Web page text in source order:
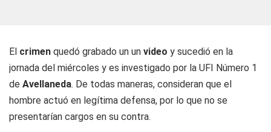
El crimen quedó grabado un un video y sucedió en la
jornada del miércoles y es investigado por la UFI Número 1
de Avellaneda. De todas maneras, consideran que el
hombre actuó en legítima defensa, por lo que no se
presentarían cargos en su contra.